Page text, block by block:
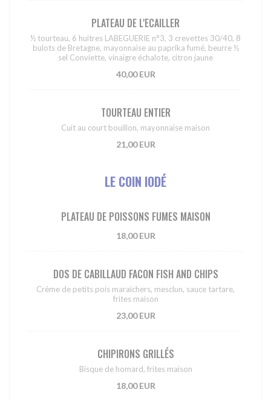
PLATEAU DE L'ECAILLER
½ tourteau, 6 huitres LABEGUERIE n°3, 3 crevettes 30/40, 8
bulots de Bretagne, mayonnaise au paprika fumé, beurre ½
sel Conviette, vinaigre échalote, citron jaune
40,00 EUR
TOURTEAU ENTIER
Cuit au court bouillon, mayonnaise maison
21,00 EUR
LE COIN IODÉ
PLATEAU DE POISSONS FUMES MAISON
18,00 EUR
DOS DE CABILLAUD FACON FISH AND CHIPS
Crème de petits pois maraichers, mesclun, sauce tartare,
frites maison
23,00 EUR
CHIPIRONS GRILLÉS
Bisque de homard, frites maison
18,00 EUR